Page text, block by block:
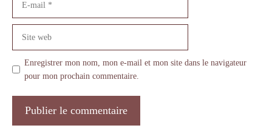
mail
web
Enregistrer mon nom, mon e-mail et mon site dans le navigateur
pour mon prochain commentaire.